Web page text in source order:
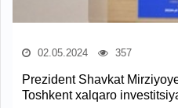
02.05.2024 357
Prezident Shavkat
Toshkent xalqaro